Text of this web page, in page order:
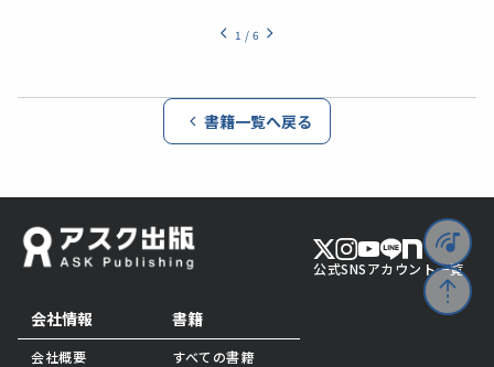
1 / 6
書籍一覧へ戻る
会社情報
会社概要
書籍
すべての書籍
公式SNSアカウント一覧